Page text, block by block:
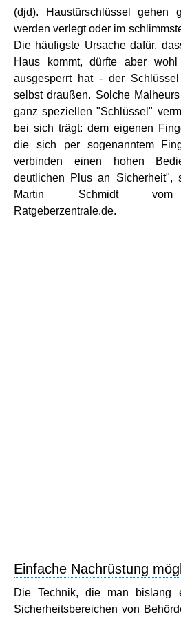
(djd). Haustürschlüssel gehen
werden verlegt oder im
Die häufigste Ursache dafür,
Haus kommt, dürfte aber
ausgesperrt hat - der
selbst draußen. Solche
ganz speziellen "Schlüssel"
bei sich trägt: dem eigenen
die sich per sogenanntem
verbinden einen hohen
deutlichen Plus an Sicherheit",
Martin Schmidt vom
Ratgeberzentrale.de.
Einfache Nachrüstung
Die Technik, die man
Sicherheitsbereichen von